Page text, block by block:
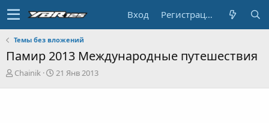
Вход Регистрация
Темы без вложений
Памир 2013 Международные путешествия
А
Chainik
Д
21 Янв 2013